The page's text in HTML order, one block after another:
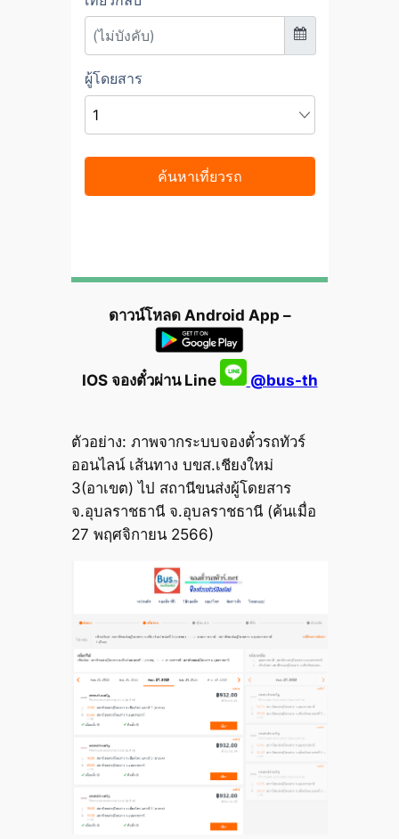
ดาวน์โหลด Android App –
IOS จองตั๋วผ่าน Line @bus-th
ตัวอย่าง: ภาพจากระบบจองตั๋วรถทัวร์
ออนไลน์ เส้นทาง บขส.เชียงใหม่
3(อาเขต) ไป สถานีขนส่งผู้โดยสาร
จ.อุบลราชธานี จ.อุบลราชธานี (ค้นเมื่อ
27 พฤศจิกายน 2566)